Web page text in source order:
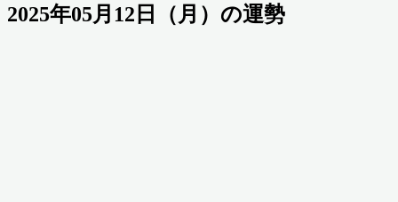
2025年05月12日（月）の運勢